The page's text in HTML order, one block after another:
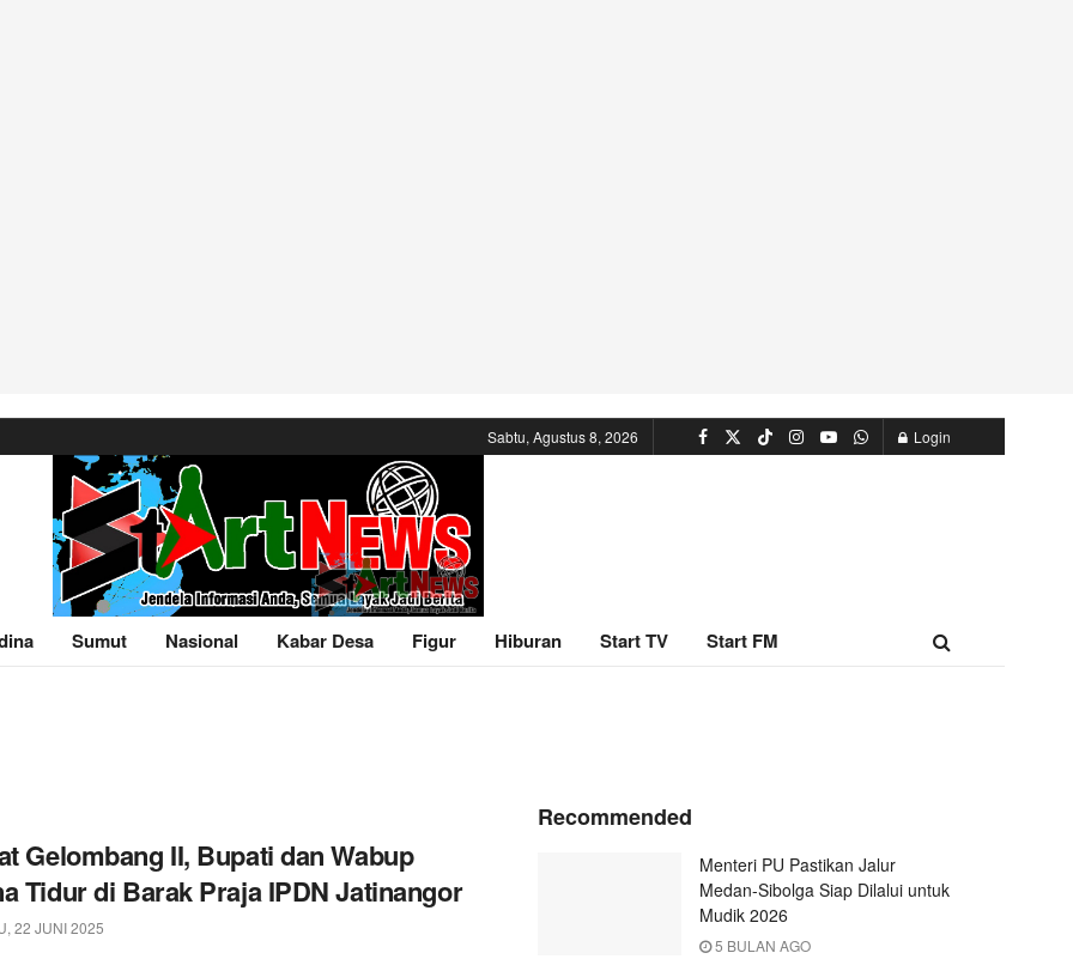
Sabtu, Agustus 8, 2026 Login
Sumut Nasional Kabar Desa Figur Hiburan Start TV Start FM
Gelombang II, Bupati dan Wabup
Tidur di Barak Praja IPDN Jatinangor
22 JUNI 2025
Recommended
Menteri PU Pastikan Jalur
Medan-Sibolga Siap Dilalui untuk
Mudik 2026
5 BULAN AGO